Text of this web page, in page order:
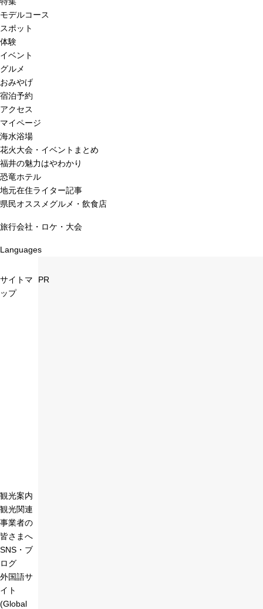
モデルコース
スポット
体験
イベント
グルメ
おみやげ
宿泊予約
アクセス
マイページ
海水浴場
花火大会・イベントまとめ
福井の魅力はやわかり
恐竜ホテル
地元在住ライター記事
県民オススメグルメ・飲食店
旅行会社・ロケ・大会
Languages
サイトマ
ップ
観光案内
観光関連
事業者の
皆さまへ
SNS・ブ
ログ
外国語サ
イト
(Global
PR